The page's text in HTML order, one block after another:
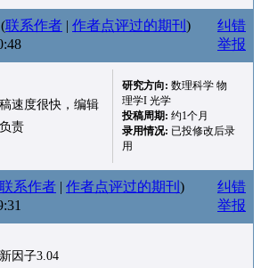
(联系作者 | 作者点评过的期刊 )
纠错
举报
速度很快，编辑
责
研究方向: 数理科学 物
理学I 光学
投稿周期: 约1个月
录用情况: 已投修改后录
用
联系作者 | 作者点评过的期刊 )
纠错
举报
因子3.04